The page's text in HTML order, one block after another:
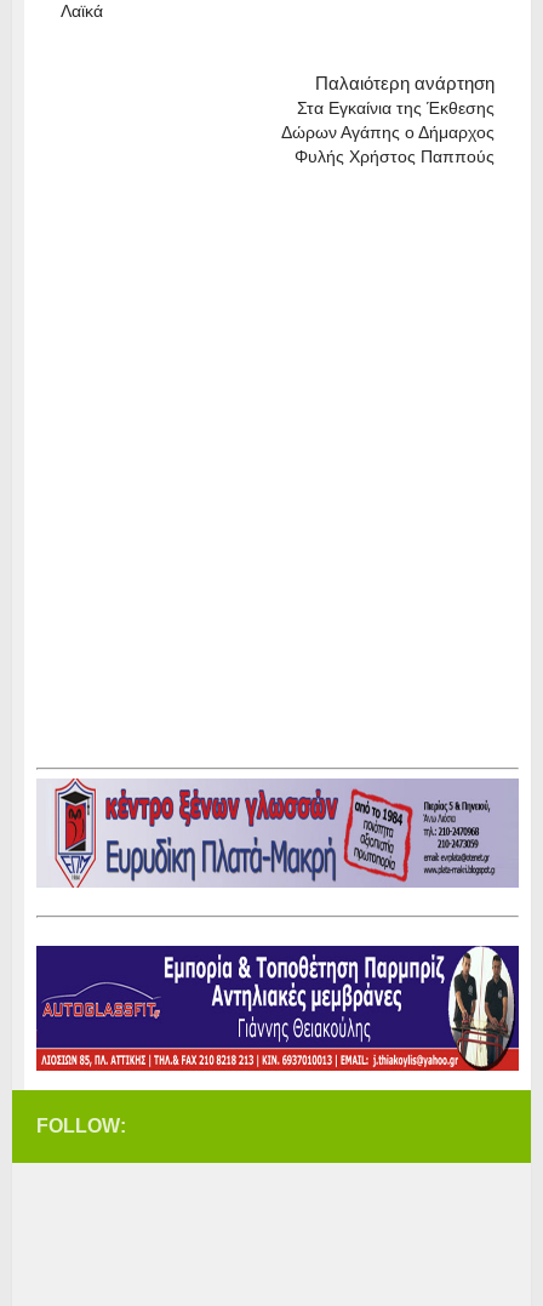
Λαϊκά
Παλαιότερη ανάρτηση
Στα Eγκαίνια της Έκθεσης
Δώρων Αγάπης ο Δήμαρχος
Φυλής Χρήστος Παππούς
FOLLOW: